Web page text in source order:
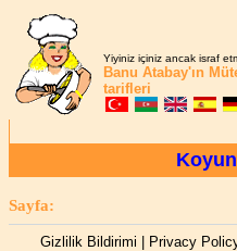
Yiyiniz içiniz ancak israf
Banu Atabay'ın
tarifleri
Sayfa:
Gizlilik Bildirimi | Privacy